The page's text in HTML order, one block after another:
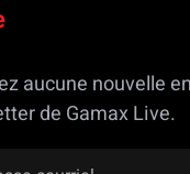
aucune nouvelle
de Gamax Live.